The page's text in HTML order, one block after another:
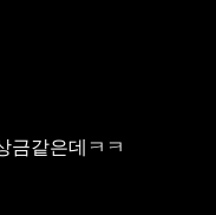
금같은데ㅋㅋ